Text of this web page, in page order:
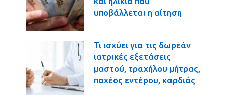
υποβάλλεται η αίτηση
Τι ισχύει για τις δωρεάν
ιατρικές εξετάσεις
μαστού, τραχήλου μήτρας,
παχέος εντέρου, καρδιάς